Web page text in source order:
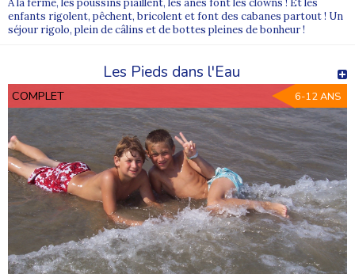
enfants rigolent, pêchent, bricolent et font des cabanes partout ! Un
séjour rigolo, plein de câlins et de bottes pleines de bonheur !
Les Pieds dans l'Eau
COMPLET 6-12 ANS